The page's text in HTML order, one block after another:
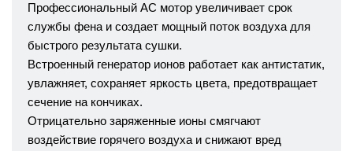
Профессиональный АС мотор увеличивает срок
службы фена и создает мощный поток воздуха для
быстрого результата сушки.
Встроенный генератор ионов работает как антистатик,
увлажняет, сохраняет яркость цвета, предотвращает
сечение на кончиках.
Отрицательно заряженные ионы смягчают
воздействие горячего воздуха и снижают вред